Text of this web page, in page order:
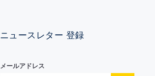
ニュースレター 登録
メールアドレス